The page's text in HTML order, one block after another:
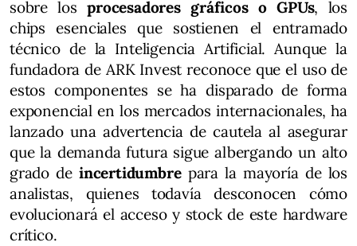
sobre losprocesadores gráficos o GPUs, los
chips esenciales que sostienen el entramado
técnico de la Inteligencia Artificial. Aunque la
fundadora de ARK Invest reconoce que el uso de
estos componentes se ha disparado de forma
exponencial en los mercados internacionales, ha
lanzado una advertencia de cautela al asegurar
que la demanda futura sigue albergando un alto
grado deincertidumbre para la mayoría de los
analistas, quienes todavía desconocen cómo
evolucionará el acceso y stock de este hardware
crítico.